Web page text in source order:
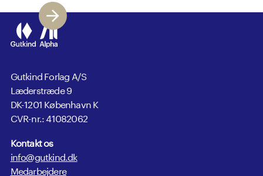
Gutkind Forlag A/S
Læderstræde 9
DK-1201 København K
CVR-nr.: 41082062
Kontakt os
info@gutkind.dk
Medarbejdere